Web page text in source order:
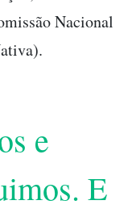
Nacional
e
E